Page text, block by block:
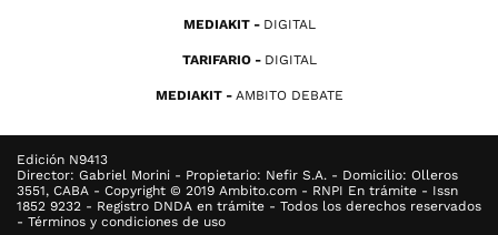
MEDIAKIT DIGITAL
TARIFARIO DIGITAL
MEDIAKIT AMBITO DEBATE
Edición N9413
Director: Gabriel Morini - Propietario: Nefir S.A. - Domicilio: Olleros
3551, CABA - Copyright © 2019 Ambito.com - RNPI En trámite - Issn
1852 9232 - Registro DNDA en trámite - Todos los derechos reservados
- Términos y condiciones de uso